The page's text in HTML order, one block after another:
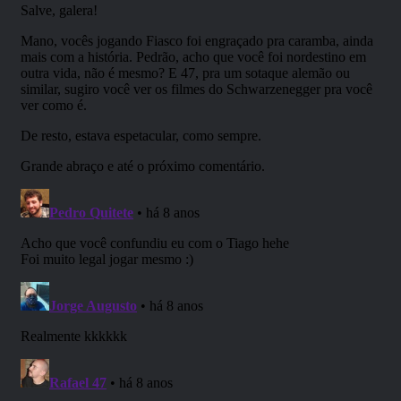
APOIE NOSSA CAUSA!
Nosso Plano de Assinaturas do
nossas recompensas para os apoiadores.